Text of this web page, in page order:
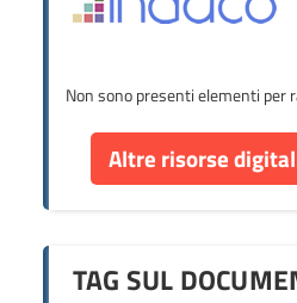
Non sono presenti elementi per
Altre risorse
TAG SUL